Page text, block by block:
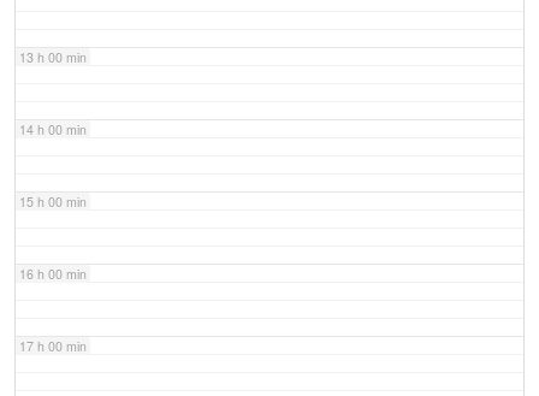
13 h 00 min
14 h 00 min
15 h 00 min
16 h 00 min
17 h 00 min